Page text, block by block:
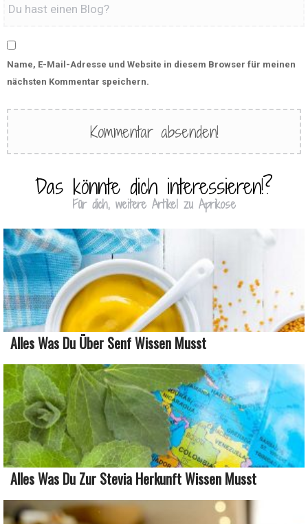
Name, E-Mail-Adresse und Website in diesem Browser für meinen
nächsten Kommentar speichern.
Das könnte dich interessieren!?
Für dich, weitere Artikel zu Aprikose
Alles Was Du Über Senf Wissen Musst
Alles Was Du Zur Stevia Herkunft Wissen Musst